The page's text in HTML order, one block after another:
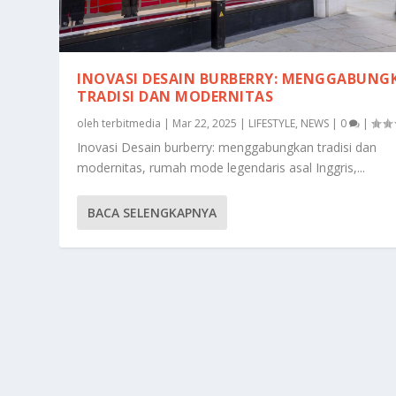
INOVASI DESAIN BURBERRY:
TRADISI DAN MODERNITAS
olehterbitmedia | Mar 22, 2025 | LIFESTYLE, NEWS | 0 |
Inovasi Desain burberry: menggabungkan tradisi dan
modernitas, rumah mode legendaris asal Inggris,...
BACA SELENGKAPNYA